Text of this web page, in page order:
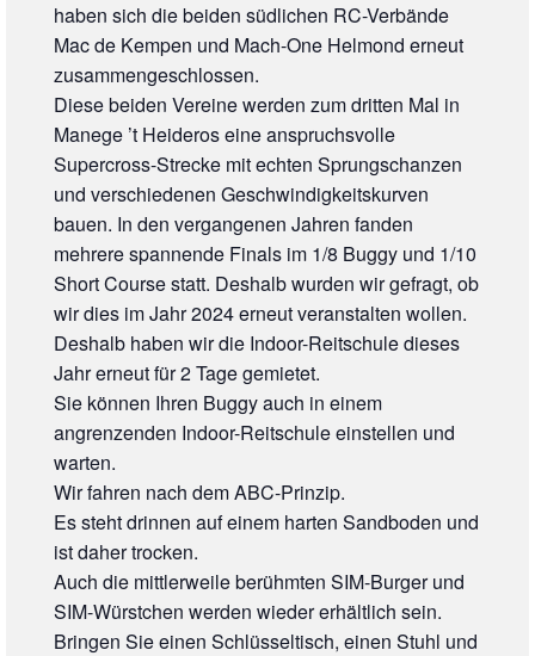
haben sich die beiden südlichen RC-Verbände
Mac de Kempen und Mach-One Helmond erneut
zusammengeschlossen.
Diese beiden Vereine werden zum dritten Mal in
Manege ’t Heideros eine anspruchsvolle
Supercross-Strecke mit echten Sprungschanzen
und verschiedenen Geschwindigkeitskurven
bauen. In den vergangenen Jahren fanden
mehrere spannende Finals im 1/8 Buggy und 1/10
Short Course statt. Deshalb wurden wir gefragt, ob
wir dies im Jahr 2024 erneut veranstalten wollen.
Deshalb haben wir die Indoor-Reitschule dieses
Jahr erneut für 2 Tage gemietet.
Sie können Ihren Buggy auch in einem
angrenzenden Indoor-Reitschule einstellen und
warten.
Wir fahren nach dem ABC-Prinzip.
Es steht drinnen auf einem harten Sandboden und
ist daher trocken.
Auch die mittlerweile berühmten SIM-Burger und
SIM-Würstchen werden wieder erhältlich sein.
Bringen Sie einen Schlüsseltisch, einen Stuhl und